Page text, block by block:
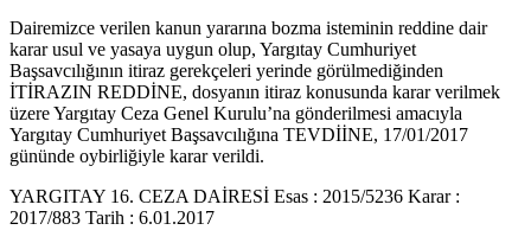
Dairemizce verilen kanun yararına bozma isteminin reddine dair
karar usul ve yasaya uygun olup, Yargıtay Cumhuriyet
Başsavcılığının itiraz gerekçeleri yerinde görülmediğinden
İTİRAZIN REDDİNE, dosyanın itiraz konusunda karar verilmek
üzere Yargıtay Ceza Genel Kurulu’na gönderilmesi amacıyla
Yargıtay Cumhuriyet Başsavcılığına TEVDİİNE, 17/01/2017
gününde oybirliğiyle karar verildi.
YARGITAY 16. CEZA DAİRESİ Esas : 2015/5236 Karar :
2017/883 Tarih : 6.01.2017